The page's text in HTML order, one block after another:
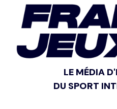
LE MÉDIA
DU SPORT